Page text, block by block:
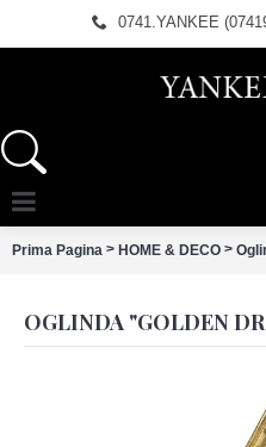
0741.YANKEE
Prima Pagina > HOME & DECO >